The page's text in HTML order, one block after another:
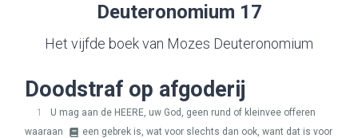
Deuteronomium 17
Het vijfde boek van Mozes Deuteronomium
Doodstraf op afgoderij
1 U mag aan de HEERE, uw God, geen rund of kleinvee offeren
waaraan
een gebrek is, wat voor slechts dan ook, want dat is voor